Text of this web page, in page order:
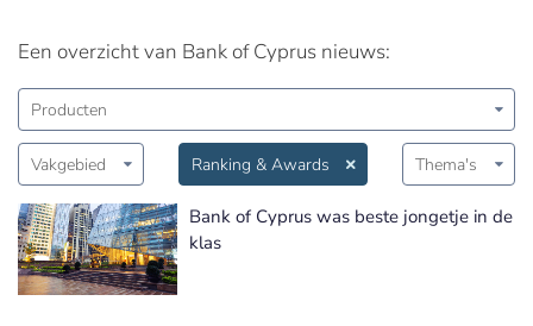
Een overzicht van Bank of Cyprus nieuws:
Producten
Vakgebied Ranking & Awards Thema's
Bank of Cyprus was beste jongetje in de
klas